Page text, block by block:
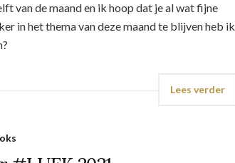
van de maand en ik hoop dat je al wat fijne
in het thema van deze maand te blijven heb ik
Lees verder